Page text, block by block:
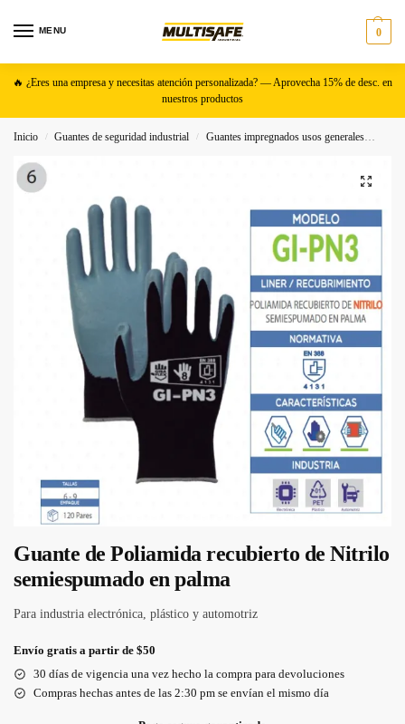
MENU 0
🔥 ¿Eres una empresa y necesitas atención personalizada? — Aprovecha 15% de desc. en
nuestros productos
Inicio / Guantes de seguridad industrial / Guantes impregnados usos generales
Guante de Poliamida recubierto de Nitrilo
semiespumado en palma
Para industria electrónica, plástico y automotriz
Envío gratis a partir de $50
30 días de vigencia una vez hecho la compra para devoluciones
Compras hechas antes de las 2:30 pm se envían el mismo día